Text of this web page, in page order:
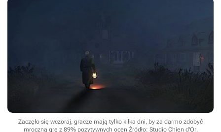
Zaczęło się wczoraj, gracze mają tylko kilka dni, by za darmo zdobyć
mroczną grę z 89% pozytywnych ocen Źródło: Studio Chien d'Or.